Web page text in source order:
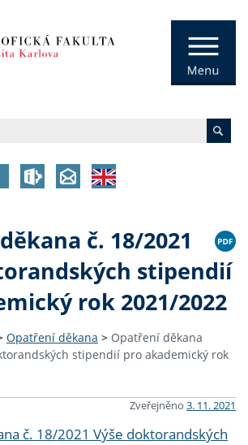
č. 18/2021
stipendií
rok 2021/2022
Opatření děkana > Opatření děkana
stipendií pro akademický rok
Zveřejněno 3. 11. 2021
č. 18/2021 Výše doktorandských